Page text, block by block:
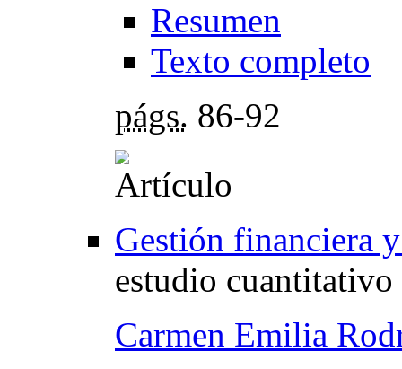
Resumen
Texto completo
págs. 86-92
Gestión financiera
estudio cuantitativo
Carmen Emilia